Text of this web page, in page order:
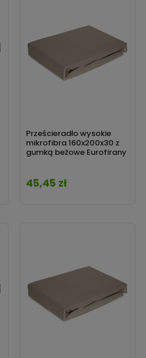
Prześcieradło wysokie
mikrofibra 160x200x30 z
gumką beżowe Eurofirany
Cena
45,45 zł